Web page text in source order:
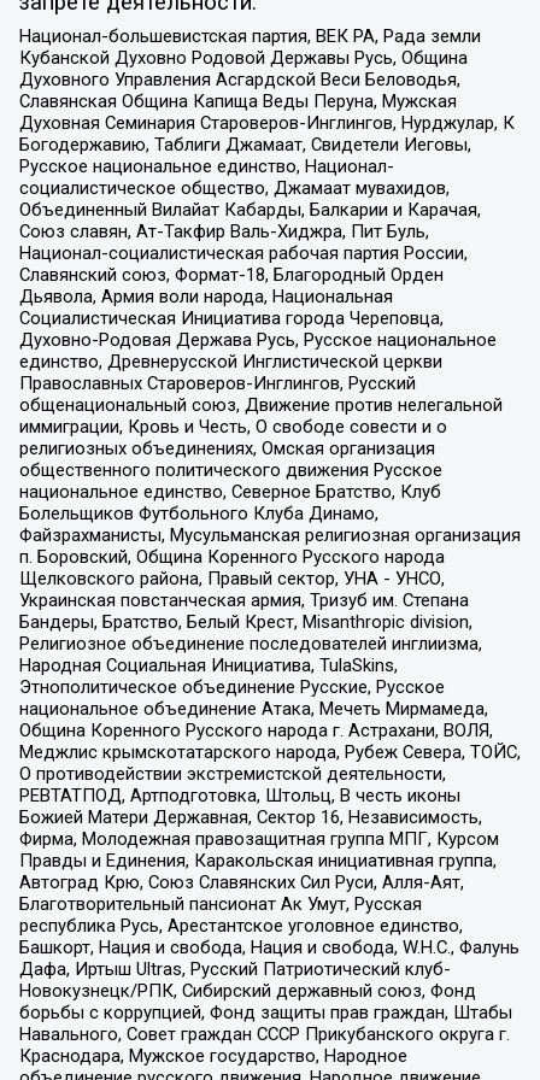
Национал-большевистская партия, ВЕК РА, Рада земли
Кубанской Духовно Родовой Державы Русь, Община
Духовного Управления Асгардской Веси Беловодья,
Славянская Община Капища Веды Перуна, Мужская
Духовная Семинария Староверов-Инглингов, Нурджулар, К
Богодержавию, Таблиги Джамаат, Свидетели Иеговы,
Русское национальное единство, Национал-
социалистическое общество, Джамаат мувахидов,
Объединенный Вилайат Кабарды, Балкарии и Карачая,
Союз славян, Ат-Такфир Валь-Хиджра, Пит Буль,
Национал-социалистическая рабочая партия России,
Славянский союз, Формат-18, Благородный Орден
Дьявола, Армия воли народа, Национальная
Социалистическая Инициатива города Череповца,
Духовно-Родовая Держава Русь, Русское национальное
единство, Древнерусской Инглистической церкви
Православных Староверов-Инглингов, Русский
общенациональный союз, Движение против нелегальной
иммиграции, Кровь и Честь, О свободе совести и о
религиозных объединениях, Омская организация
общественного политического движения Русское
национальное единство, Северное Братство, Клуб
Болельщиков Футбольного Клуба Динамо,
Файзрахманисты, Мусульманская религиозная организация
п. Боровский, Община Коренного Русского народа
Щелковского района, Правый сектор, УНА - УНСО,
Украинская повстанческая армия, Тризуб им. Степана
Бандеры, Братство, Белый Крест, Misanthropic division,
Религиозное объединение последователей инглиизма,
Народная Социальная Инициатива, TulaSkins,
Этнополитическое объединение Русские, Русское
национальное объединение Атака, Мечеть Мирмамеда,
Община Коренного Русского народа г. Астрахани, ВОЛЯ,
Меджлис крымскотатарского народа, Рубеж Севера, ТОЙС,
О противодействии экстремистской деятельности,
РЕВТАТПОД, Артподготовка, Штольц, В честь иконы
Божией Матери Державная, Сектор 16, Независимость,
Фирма, Молодежная правозащитная группа МПГ, Курсом
Правды и Единения, Каракольская инициативная группа,
Автоград Крю, Союз Славянских Сил Руси, Алля-Аят,
Благотворительный пансионат Ак Умут, Русская
республика Русь, Арестантское уголовное единство,
Башкорт, Нация и свобода, Нация и свобода, W.H.С., Фалунь
Дафа, Иртыш Ultras, Русский Патриотический клуб-
Новокузнецк/РПК, Сибирский державный союз, Фонд
борьбы с коррупцией, Фонд защиты прав граждан, Штабы
Навального, Совет граждан СССР Прикубанского округа г.
Краснодара, Мужское государство, Народное